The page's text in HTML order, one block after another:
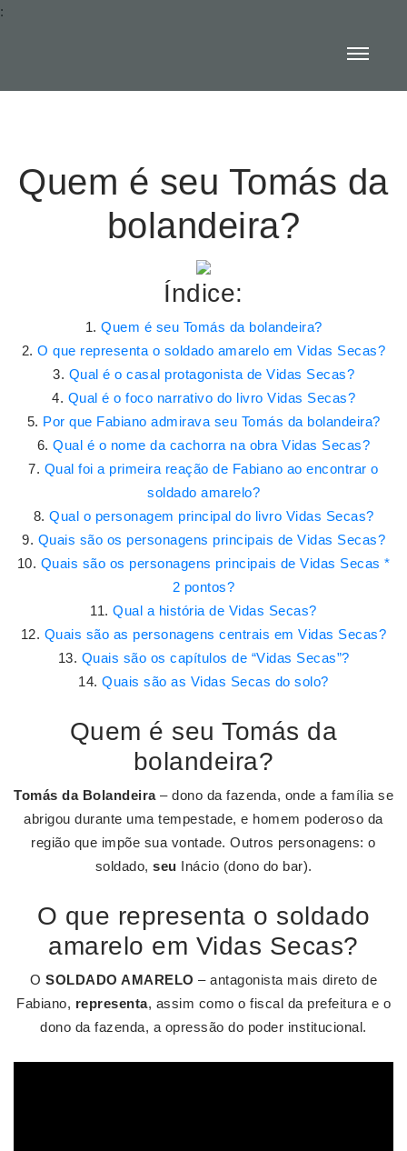
:
Quem é seu Tomás da
bolandeira?
Índice:
Quem é seu Tomás da bolandeira?
O que representa o soldado amarelo em Vidas Secas?
Qual é o casal protagonista de Vidas Secas?
Qual é o foco narrativo do livro Vidas Secas?
Por que Fabiano admirava seu Tomás da bolandeira?
Qual é o nome da cachorra na obra Vidas Secas?
Qual foi a primeira reação de Fabiano ao encontrar o
soldado amarelo?
Qual o personagem principal do livro Vidas Secas?
Quais são os personagens principais de Vidas Secas?
Quais são os personagens principais de Vidas Secas *
2 pontos?
Qual a história de Vidas Secas?
Quais são as personagens centrais em Vidas Secas?
Quais são os capítulos de “Vidas Secas”?
Quais são as Vidas Secas do solo?
Quem é seu Tomás da
bolandeira?
Tomás da Bolandeira– dono da fazenda, onde a família se
abrigou durante uma tempestade, e homem poderoso da
região que impõe sua vontade. Outros personagens: o
soldado, seu Inácio (dono do bar).
O que representa o soldado
amarelo em Vidas Secas?
O SOLDADO AMARELO – antagonista mais direto de
Fabiano, representa, assim como o fiscal da prefeitura e o
dono da fazenda, a opressão do poder institucional.